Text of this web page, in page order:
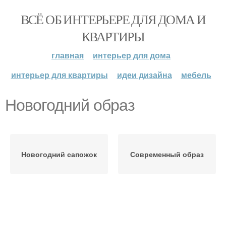
ВСЁ ОБ ИНТЕРЬЕРЕ ДЛЯ ДОМА И
КВАРТИРЫ
главная
интерьер для дома
интерьер для квартиры
идеи дизайна мебель
Новогодний образ
Новогодний сапожок Современный образ